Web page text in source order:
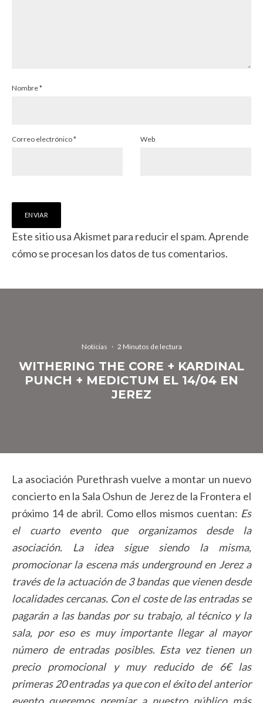
Nombre*
Correo electrónico* Web
Este sitio usa Akismet para reducir el spam.Aprende
cómo se procesan los datos de tus comentarios.
Noticias · 2 Minutos de lectura
WITHERING THE CORE + KARDINAL
PUNCH + MEDICTUM EL 14/04 EN
JEREZ
La asociación Purethrash vuelve a montar un nuevo
concierto en la Sala Oshun de Jerez de la Frontera el
próximo 14 de abril. Como ellos mismos cuentan: Es
el cuarto evento que organizamos desde la
asociación. La idea sigue siendo la misma,
promocionar la escena más underground en Jerez a
través de la actuación de 3 bandas que vienen desde
localidades cercanas. Con el coste de las entradas se
pagarán a las bandas por su trabajo, al técnico y la
sala, por eso es muy importante llegar al mayor
número de entradas posibles. Esta vez tienen un
precio promocional y muy reducido de 6€ las
primeras 20 entradas ya que con el éxito del anterior